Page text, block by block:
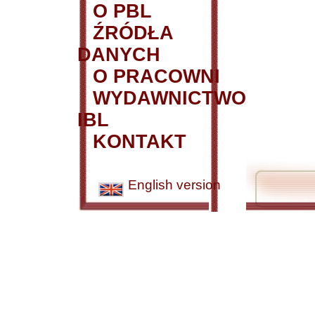
O PBL
ŹRÓDŁA
DANYCH
O PRACOWNI
WYDAWNICTWO
IBL
KONTAKT
English version